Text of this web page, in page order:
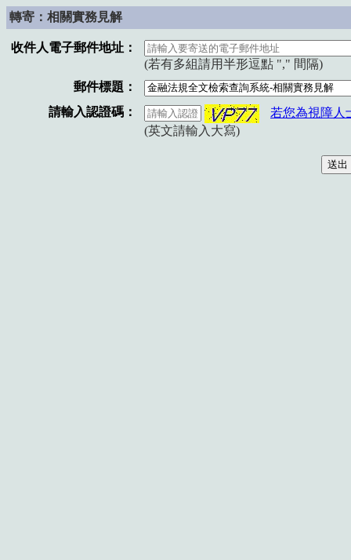
轉寄：相關實務見解
收件人電子郵件地址：
(若有多組請用半形逗點 "," 間隔)
郵件標題：
請輸入認證碼：
若您為視障人
(英文請輸入大寫)